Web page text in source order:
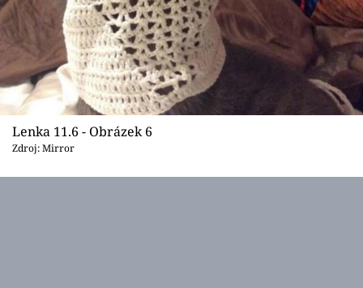
Lenka 11.6 - Obrázek 6
Zdroj: Mirror